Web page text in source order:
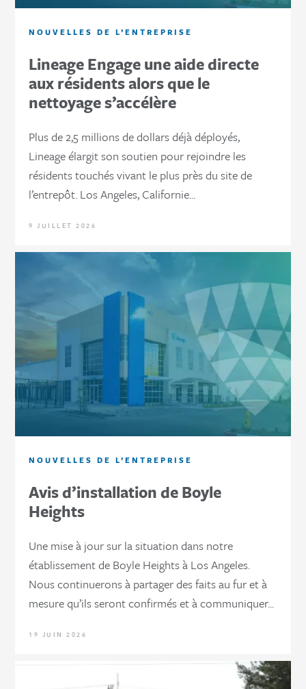
NOUVELLES DE L’ENTREPRISE
Lineage Engage une aide directe
aux résidents alors que le
nettoyage s’accélère
Plus de 2,5 millions de dollars déjà déployés,
Lineage élargit son soutien pour rejoindre les
résidents touchés vivant le plus près du site de
l’entrepôt. Los Angeles, Californie...
9 JUILLET 2026
NOUVELLES DE L’ENTREPRISE
Avis d’installation de Boyle
Heights
Une mise à jour sur la situation dans notre
établissement de Boyle Heights à Los Angeles.
Nous continuerons à partager des faits au fur et à
mesure qu’ils seront confirmés et à communiquer...
19 JUIN 2026